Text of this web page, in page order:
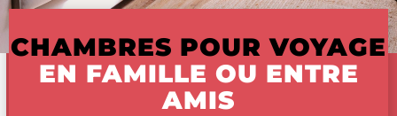
CHAMBRES POUR VOYAGE
EN FAMILLE OU ENTRE
AMIS